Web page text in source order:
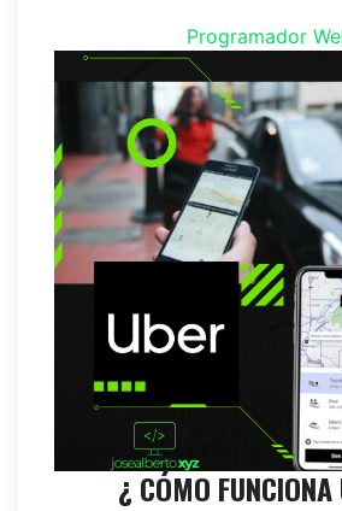
Programador
¿ CÓMO